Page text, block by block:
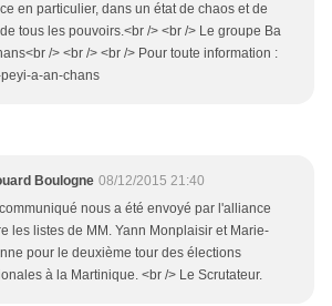
en particulier, dans un état de chaos et de
tous les pouvoirs.<br /> <br /> Le groupe Ba
/> <br /> <br /> Pour toute information :
a-an-chans
Boulogne 08/12/2015 21:40
nous a été envoyé par l'alliance
les listes de MM. Yann Monplaisir et Marie-
pour le deuxième tour des élections
à la Martinique. <br /> Le Scrutateur.